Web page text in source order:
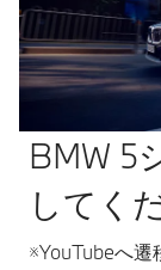
BMW 5
してく
※YouTubeへ遷